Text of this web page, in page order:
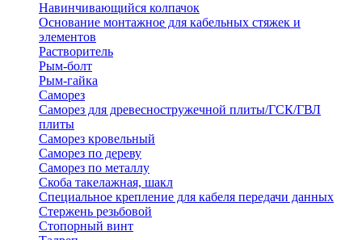
Навинчивающийся колпачок
Основание монтажное для кабельных стяжек и
элементов
Растворитель
Рым-болт
Рым-гайка
Саморез
Саморез для древесностружечной плиты/ГСК/ГВЛ
плиты
Саморез кровельный
Саморез по дереву
Саморез по металлу
Скоба такелажная, шакл
Специальное крепление для кабеля передачи данных
Стержень резьбовой
Стопорный винт